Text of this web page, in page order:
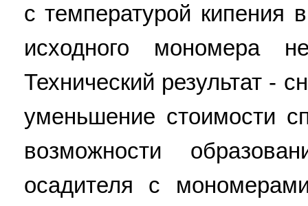
с температурой кипения
исходного мономера
Технический результат -
уменьшение стоимости
возможности
осадителя с